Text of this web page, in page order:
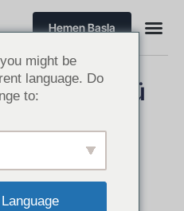
Hemen Başla
Sektörü
might be
language. Do
to: